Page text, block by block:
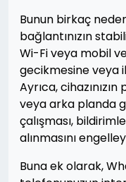
Bunun birkaç
bağlantınızın
Wi-Fi veya mobil
gecikmesine veya
Ayrıca,
veya arka planda
çalışması,
alınmasını
Buna ek olarak,